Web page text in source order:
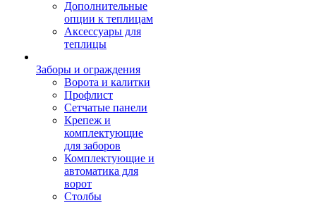
Дополнительные
опции к теплицам
Аксессуары для
теплицы
Заборы и ограждения
Ворота и калитки
Профлист
Сетчатые панели
Крепеж и
комплектующие
для заборов
Комплектующие и
автоматика для
ворот
Столбы